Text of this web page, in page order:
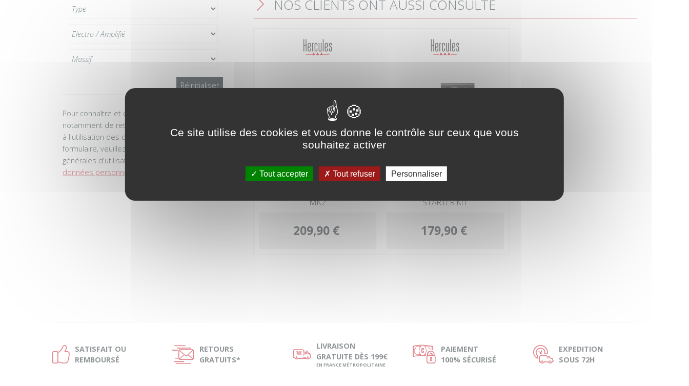
F NOS CLIENTS ONT AUSSI CONSULTÉ
MK2
209,90 €
STARTER KIT
179,90 €
Pour connaître et exercer vos droits,
notamment de retrait de votre consentement
à l'utilisation des données collectées par ce
formulaire, veuillez consulter les conditions
générales d'utilisation liées à la
données personnelles
Ð SATISFAIT OU
REMBOURSÉ
Ñ
RETOURS
GRATUITS*
ø LIVRAISON
GRATUITE DÈS 199€
EN FRANCE MÉTROPOLITAINE
Ø PAIEMENT
100% SÉCURISÉ
Ù
EXPEDITION
SOUS 72H
Ce site utilise des cookies et vous donne le contrôle sur ceux que vous
souhaitez activer
Tout accepter Tout refuser Personnaliser